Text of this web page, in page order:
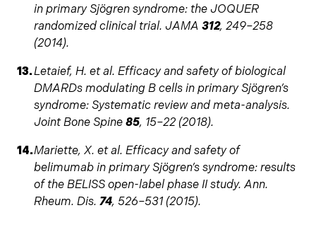
in primary Sjögren syndrome: the JOQUER
randomized clinical trial. JAMA 312, 249–258
(2014).
Letaief, H. et al. Efficacy and safety of biological
DMARDs modulating B cells in primary Sjögren’s
syndrome: Systematic review and meta-analysis.
Joint Bone Spine 85, 15–22 (2018).
Mariette, X. et al. Efficacy and safety of
belimumab in primary Sjögren’s syndrome: results
of the BELISS open-label phase II study. Ann.
Rheum. Dis. 74, 526–531 (2015).